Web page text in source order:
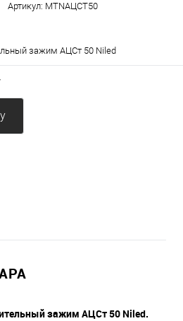
Артикул: МТNАЦСТ50
зажим АЦСт 50 Niled
зажим АЦСт 50 Niled.